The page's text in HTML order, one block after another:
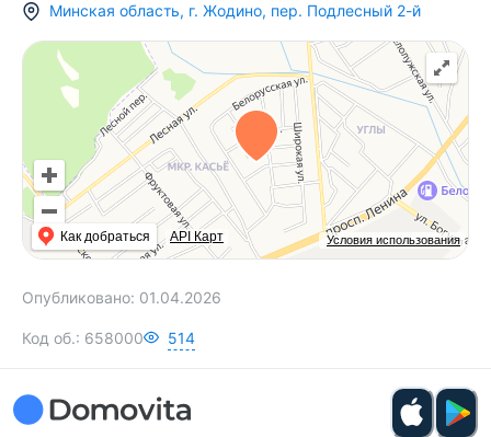
Минская область, г. Жодино, пер. Подлесный 2-й
Условия использования
Как добраться API Карт
Опубликовано: 01.04.2026
Код об.: 658000 514